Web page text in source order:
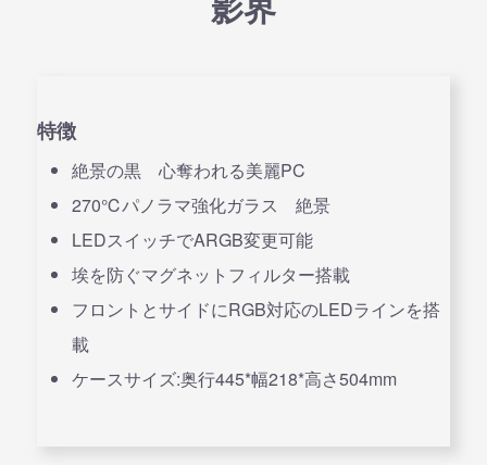
特徴
絶景の黒 心奪われる美麗PC
270℃パノラマ強化ガラス 絶景
LEDスイッチでARGB変更可能
埃を防ぐマグネットフィルター搭載
フロントとサイドにRGB対応のLEDラインを搭
載
ケースサイズ:奥行445*幅218*高さ504mm